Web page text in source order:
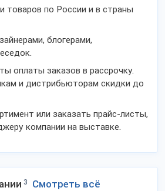
товаров по России и в страны
блогерами,
оплаты заказов в рассрочку.
и дистрибьюторам скидки до
или заказать прайс-листы,
компании на выставке.
3 Смотреть всё